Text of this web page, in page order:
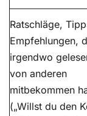
Ratschläge,
Empfehlungen,
irgendwo
von anderen
mitbekommen
(„Willst du den